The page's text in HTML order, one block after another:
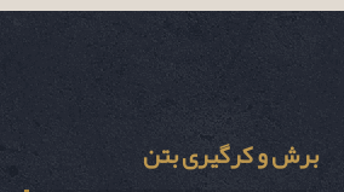
برش و کرگیری بتن